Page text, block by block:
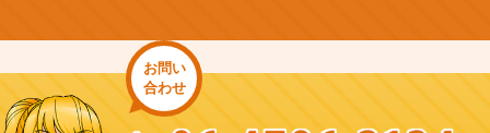
お問い
合わせ